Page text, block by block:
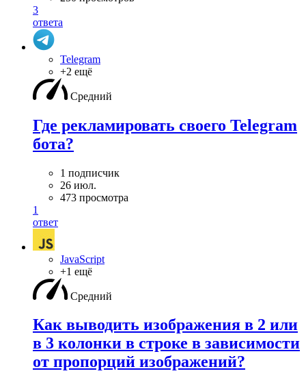
3
ответа
Telegram
+2 ещё
Средний
Где рекламировать своего Telegram
бота?
1 подписчик
26 июл.
473 просмотра
1
ответ
JavaScript
+1 ещё
Средний
Как выводить изображения в 2 или
в 3 колонки в строке в зависимости
от пропорций изображений?